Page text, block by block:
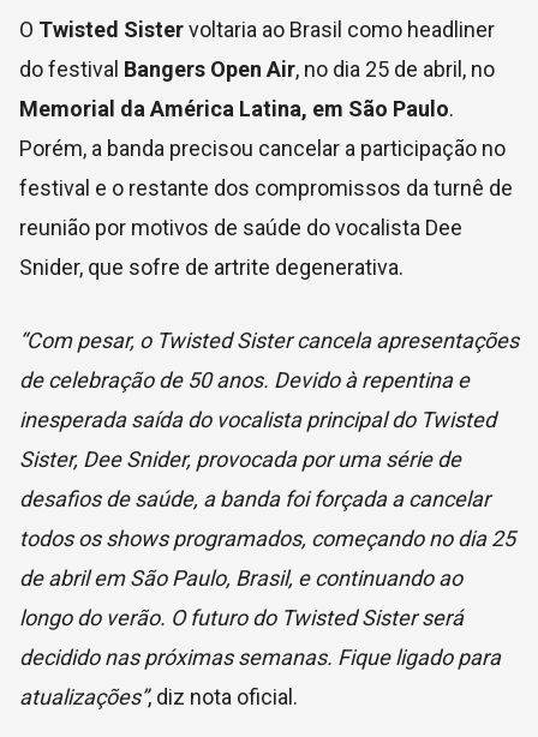
O Twisted Sistervoltaria ao Brasil como headliner
do festival Bangers Open Air, no dia 25 de abril, no
Memorial da América Latina, em São Paulo.
Porém, a banda precisou cancelar a participação no
festival e o restante dos compromissos da turnê de
reunião por motivos de saúde do vocalista Dee
Snider, que sofre de artrite degenerativa.
“Com pesar, o Twisted Sister cancela apresentações
de celebração de 50 anos. Devido à repentina e
inesperada saída do vocalista principal do Twisted
Sister, Dee Snider, provocada por uma série de
desafios de saúde, a banda foi forçada a cancelar
todos os shows programados, começando no dia 25
de abril em São Paulo, Brasil, e continuando ao
longo do verão. O futuro do Twisted Sister será
decidido nas próximas semanas. Fique ligado para
atualizações”, diz nota oficial.